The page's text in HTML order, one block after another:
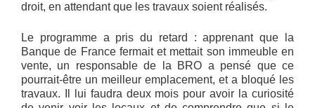
droit, en attendant que les travaux soient réalisés.
Le programme a pris du retard : apprenant que la
Banque de France fermait et mettait son immeuble en
vente, un responsable de la BRO a pensé que ce
pourrait-être un meilleur emplacement, et a bloqué les
travaux. Il lui faudra deux mois pour avoir la curiosité